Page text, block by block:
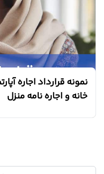
نمونه قرارداد اجاره
خانه و اجاره نامه منزل